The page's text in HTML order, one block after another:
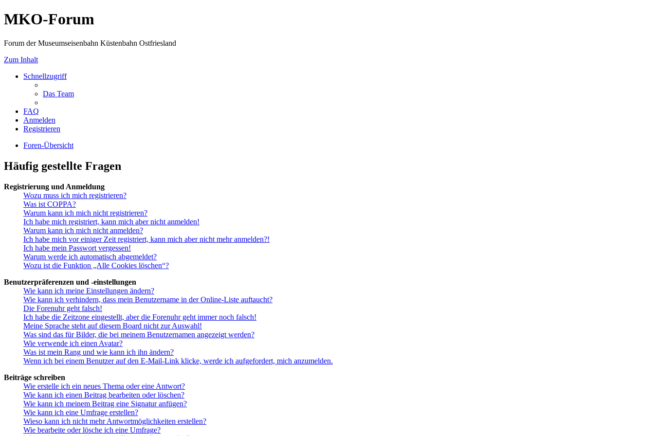
MKO-Forum
Forum der Museumseisenbahn Küstenbahn Ostfriesland
Zum Inhalt
Schnellzugriff
Das Team
FAQ
Anmelden
Registrieren
Foren-Übersicht
Häufig gestellte Fragen
Registrierung und Anmeldung
Wozu muss ich mich registrieren?
Was ist COPPA?
Warum kann ich mich nicht registrieren?
Ich habe mich registriert, kann mich aber nicht anmelden!
Warum kann ich mich nicht anmelden?
Ich habe mich vor einiger Zeit registriert, kann mich aber nicht mehr anmelden?!
Ich habe mein Passwort vergessen!
Warum werde ich automatisch abgemeldet?
Wozu ist die Funktion „Alle Cookies löschen“?
Benutzerpräferenzen und -einstellungen
Wie kann ich meine Einstellungen ändern?
Wie kann ich verhindern, dass mein Benutzername in der Online-Liste auftaucht?
Die Forenuhr geht falsch!
Ich habe die Zeitzone eingestellt, aber die Forenuhr geht immer noch falsch!
Meine Sprache steht auf diesem Board nicht zur Auswahl!
Was sind das für Bilder, die bei meinem Benutzernamen angezeigt werden?
Wie verwende ich einen Avatar?
Was ist mein Rang und wie kann ich ihn ändern?
Wenn ich bei einem Benutzer auf den E-Mail-Link klicke, werde ich aufgefordert, mich anzumelden.
Beiträge schreiben
Wie erstelle ich ein neues Thema oder eine Antwort?
Wie kann ich einen Beitrag bearbeiten oder löschen?
Wie kann ich meinem Beitrag eine Signatur anfügen?
Wie kann ich eine Umfrage erstellen?
Wieso kann ich nicht mehr Antwortmöglichkeiten erstellen?
Wie bearbeite oder lösche ich eine Umfrage?